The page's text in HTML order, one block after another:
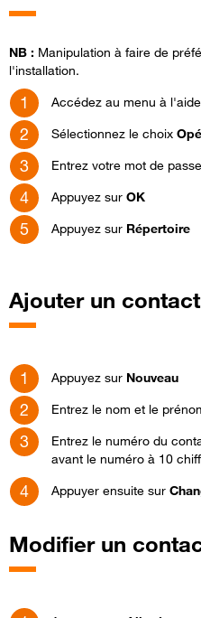
NB : Manipulation à faire de
l'installation.
Accédez au menu à
Sélectionnez le choix
Entrez votre mot de
Appuyez sur OK
Appuyez sur Répertoire
Ajouter un contact
Appuyez sur Nouveau
Entrez le nom et le
Entrez le numéro du
avant le numéro à 10
Appuyer ensuite sur
Modifier un